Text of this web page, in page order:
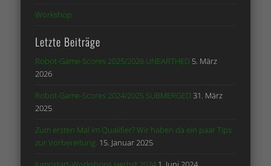
Workshop
Letzte Beiträge
Robot-Game-Scores 2025/2026 UNEARTHED 5. März
2026
Robot-Game-Scores 2024/2025 SUBMERGED31. März
2025
Zum ersten Mal im Qualifier? Wir haben da ein paar Tips
zur Vorbereitung. 15. Januar 2025